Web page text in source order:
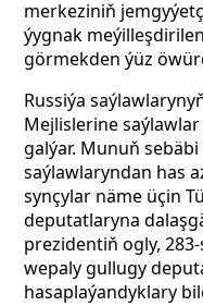
merkeziniň
ýygnak
görmekden ýüz
Russiýa
Mejlislerine
galýar. Munuň
saýlawlaryndan has
synçylar näme üçin
deputatlaryna
prezidentiň ogly,
wepaly gullugy
hasaplaýandyklary